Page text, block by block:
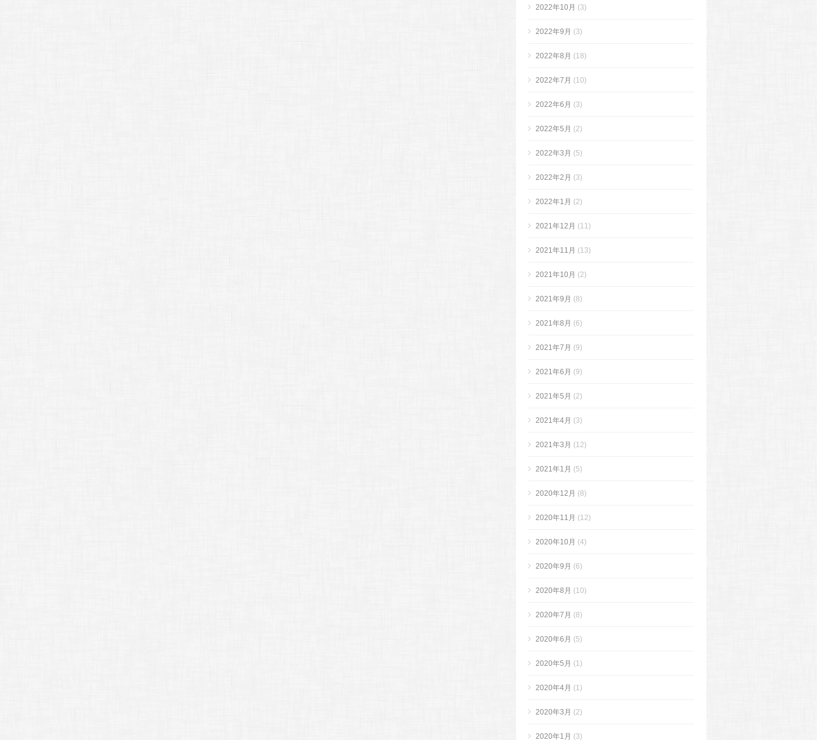
2022年10月 (3)
2022年9月 (3)
2022年8月 (18)
2022年7月 (10)
2022年6月 (3)
2022年5月 (2)
2022年3月 (5)
2022年2月 (3)
2022年1月 (2)
2021年12月 (11)
2021年11月 (13)
2021年10月 (2)
2021年9月 (8)
2021年8月 (6)
2021年7月 (9)
2021年6月 (9)
2021年5月 (2)
2021年4月 (3)
2021年3月 (12)
2021年1月 (5)
2020年12月 (8)
2020年11月 (12)
2020年10月 (4)
2020年9月 (6)
2020年8月 (10)
2020年7月 (8)
2020年6月 (5)
2020年5月 (1)
2020年4月 (1)
2020年3月 (2)
2020年1月 (3)